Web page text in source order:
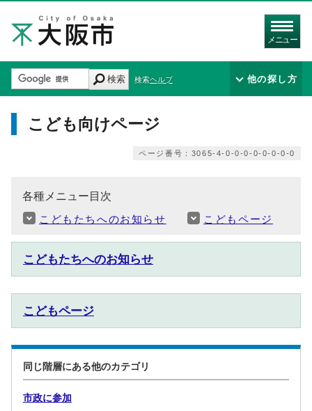
メニュー
検索 検索ヘルプ 他の探し方
こども向けページ
ページ番号：3065-4-0-0-0-0-0-0-0-0
各種メニュー目次
こどもたちへのお知らせ こどもページ
こどもたちへのお知らせ
こどもページ
同じ階層にある他のカテゴリ
市政に参加